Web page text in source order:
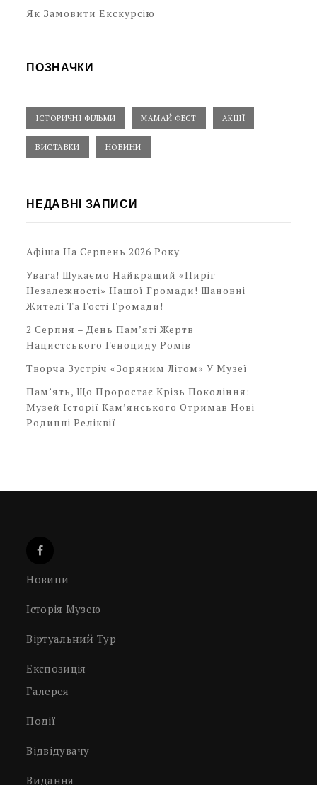
Як Замовити Екскурсію
ПОЗНАЧКИ
ІСТОРИЧНІ ФІЛЬМИ МАМАЙ ФЕСТ АКЦІЇ
ВИСТАВКИ НОВИНИ
НЕДАВНІ ЗАПИСИ
Афіша На Серпень 2026 Року
Увага! Шукаємо Найкращий «Пиріг
Незалежності» Нашої Громади! Шановні
Жителі Та Гості Громади!
2 Серпня – День Пам’яті Жертв
Нацистського Геноциду Ромів
Творча Зустріч «Зоряним Літом» У Музеї
Пам’ять, Що Проростає Крізь Покоління:
Музей Історії Кам’янського Отримав Нові
Родинні Реліквії
Новини
Історія Музею
Віртуальний Тур
Експозиція
Галерея
Події
Відвідувачу
Видання